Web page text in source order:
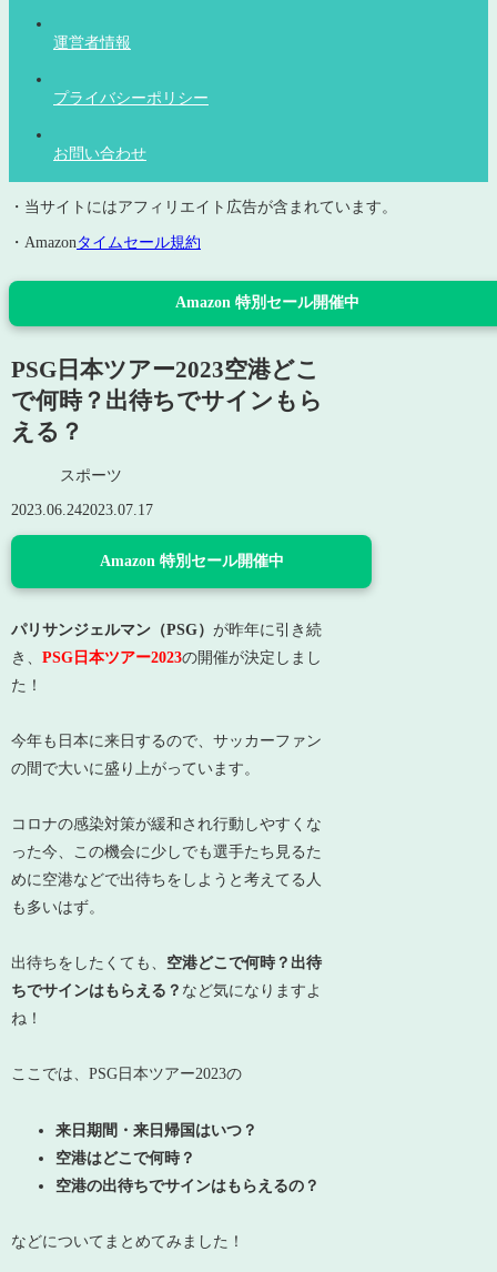
運営者情報
プライバシーポリシー
お問い合わせ
・当サイトにはアフィリエイト広告が含まれています。
・Amazonタイムセール規約
Amazon 特別セール開催中
PSG日本ツアー2023空港どこ
で何時？出待ちでサインもら
える？
スポーツ
2023.06.242023.07.17
Amazon 特別セール開催中
パリサンジェルマン（PSG）が昨年に引き続
き、PSG日本ツアー2023の開催が決定しまし
た！
今年も日本に来日するので、サッカーファン
の間で大いに盛り上がっています。
コロナの感染対策が緩和され行動しやすくな
った今、この機会に少しでも選手たち見るた
めに空港などで出待ちをしようと考えてる人
も多いはず。
出待ちをしたくても、 空港どこで何時？出待
ちでサインはもらえる？ など気になりますよ
ね！
ここでは、PSG日本ツアー2023の
来日期間・来日帰国はいつ？
空港はどこで何時？
空港の出待ちでサインはもらえるの？
などについてまとめてみました！